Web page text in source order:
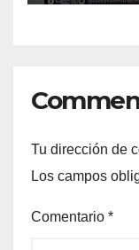
Tu dirección de
Los campos
Comentario *